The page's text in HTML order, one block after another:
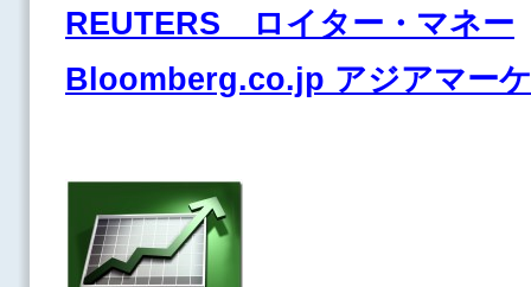
REUTERS ロイター・マネー
Bloomberg.co.jp アジアマー